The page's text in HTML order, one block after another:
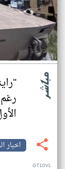
اخبار
GT10VL